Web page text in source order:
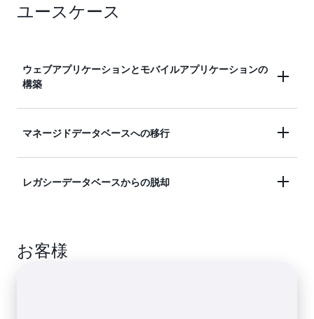
ユースケース
ウェブアプリケーションとモバイルアプリケーションの
構築
高可用性、スループット、ストレージのスケー
さまざまなアプリケーションの使用パターンに
マネージドデータベースへの移行
Amazon RDS を使用すれば、時間がかかり、複
レガシーデータベースからの脱却
Aurora
データベースから解放されます。Aurora への移
お客様